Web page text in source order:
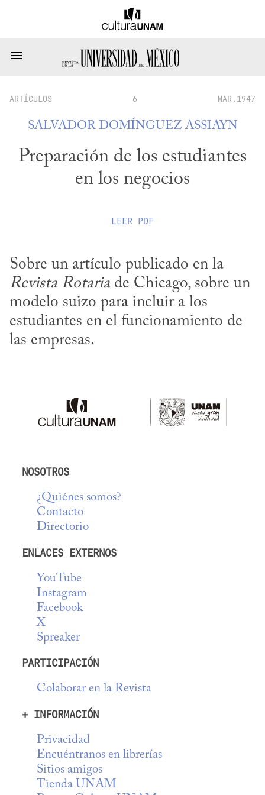
ARTÍCULOS 6 MAR.1947
SALVADOR DOMÍNGUEZ ASSIAYN
Preparación de los estudiantes
en los negocios
LEER PDF
Revista Rotaria de Chicago, sobre un
modelo suizo para incluir a los
estudiantes en el funcionamiento de
las empresas.
NOSOTROS
¿Quiénes somos?
Contacto
Directorio
ENLACES EXTERNOS
YouTube
Instagram
Facebook
X
Spreaker
PARTICIPACIÓN
Colaborar en la Revista
+ INFORMACIÓN
Privacidad
Encuéntranos en librerías
Sitios amigos
Tienda UNAM